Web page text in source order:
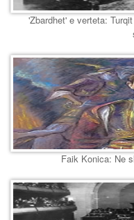
'Zbardhet' e verteta:
Faik Konica: Ne